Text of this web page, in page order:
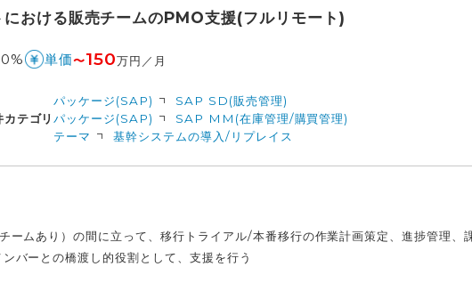
おける販売チームのPMO支援(フルリモート)
単価〜150万円／月
カテゴリ
パッケージ(SAP)
SAP SD(販売管理)
パッケージ(SAP)
SAP MM(在庫管理/購買管理)
テーマ
基幹システムの導入/リプレイス
ームあり）の間に立って、移行トライアル/本番移行の作業計画策定、進捗管理、
バーとの橋渡し的役割として、支援を行う